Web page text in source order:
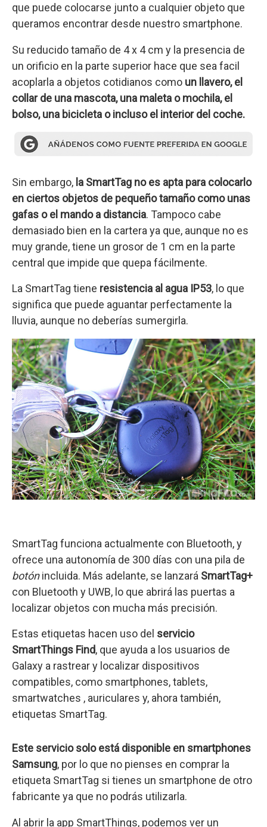
que puede colocarse junto a cualquier objeto que
queramos encontrar desde nuestro smartphone.
Su reducido tamaño de 4 x 4 cm y la presencia de
un orificio en la parte superior hace que sea facil
acoplarla a objetos cotidianos como un llavero, el
collar de una mascota, una maleta o mochila, el
bolso, una bicicleta o incluso el interior del coche.
Sin embargo, la SmartTag no es apta para colocarlo
en ciertos objetos de pequeño tamaño como unas
gafas o el mando a distancia. Tampoco cabe
demasiado bien en la cartera ya que, aunque no es
muy grande, tiene un grosor de 1 cm en la parte
central que impide que quepa fácilmente.
La SmartTag tiene resistencia al agua IP53, lo que
significa que puede aguantar perfectamente la
lluvia, aunque no deberías sumergirla.
SmartTag funciona actualmente con Bluetooth, y
ofrece una autonomía de 300 días con una pila de
botónincluida. Más adelante, se lanzará SmartTag+
con Bluetooth y UWB, lo que abrirá las puertas a
localizar objetos con mucha más precisión.
Estas etiquetas hacen uso del servicio
SmartThings Find, que ayuda a los usuarios de
Galaxy a rastrear y localizar dispositivos
compatibles, como smartphones, tablets,
smartwatches , auriculares y, ahora también,
etiquetas SmartTag.
Este servicio solo está disponible en smartphones
Samsung, por lo que no pienses en comprar la
etiqueta SmartTag si tienes un smartphone de otro
fabricante ya que no podrás utilizarla.
Al abrir la app SmartThings, podemos ver un